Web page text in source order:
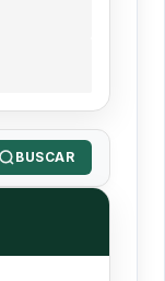
BUSCAR